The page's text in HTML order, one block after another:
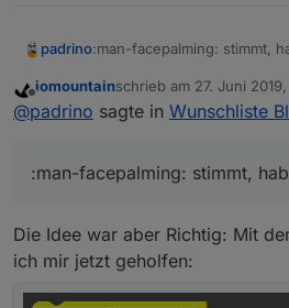
padrino:man-facepalming: stimmt,
Offline
iomountainschrieb am 27. Juni
zuletzt editiert von
@padrino sagte in Wunschliste
:man-facepalming: stimmt,
Die Idee war aber Richtig: Mit
ich mir jetzt geholfen: